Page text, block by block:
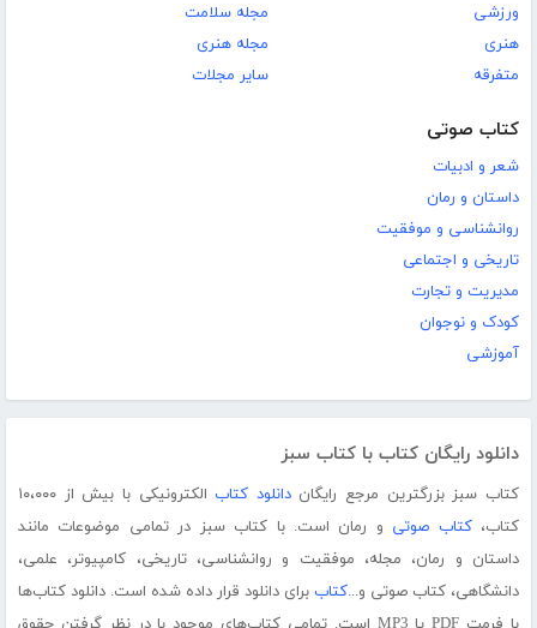
ورزشی
هنری
متفرقه
مجله سلامت
مجله هنری
سایر مجلات
کتاب صوتی
شعر و ادبیات
داستان و رمان
روانشناسی و موفقیت
تاریخی و اجتماعی
مدیریت و تجارت
کودک و نوجوان
آموزشی
دانلود رایگان کتاب با کتاب سبز
کتاب سبز بزرگترین مرجع رایگاندانلود کتاب
الکترونیکی با بیش از ۱۰،۰۰۰
کتاب،کتاب صوتی و رمان است. با کتاب سبز در تمامی موضوعات مانند
داستان و رمان، مجله، موفقیت و روانشناسی، تاریخی، کامپیوتر، علمی،
دانشگاهی، کتاب صوتی و...کتاب برای دانلود قرار داده شده است. دانلود کتاب‌ها